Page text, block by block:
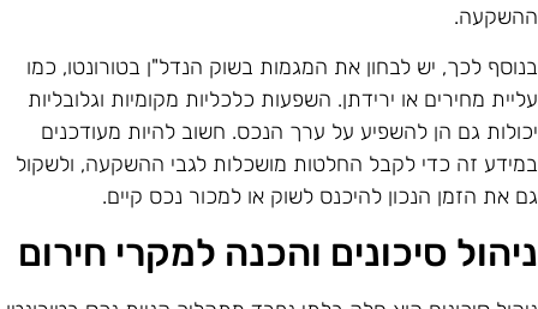
לכך, יש לבחון את המגמות בשוק הנדל"ן בטורונטו, כמו
מחירים או ירידתן. השפעות כלכליות מקומיות וגלובליות
גם הן להשפיע על ערך הנכס. חשוב להיות מעודכנים
זה כדי לקבל החלטות מושכלות לגבי ההשקעה, ולשקול
את הזמן הנכון להיכנס לשוק או למכור נכס קיים.
סיכונים והכנה למקרי חירום